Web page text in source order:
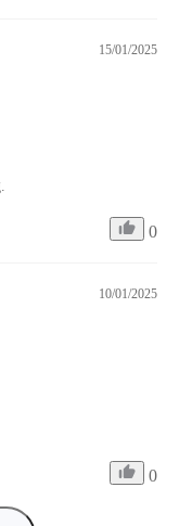
15/01/2025
0
10/01/2025
0